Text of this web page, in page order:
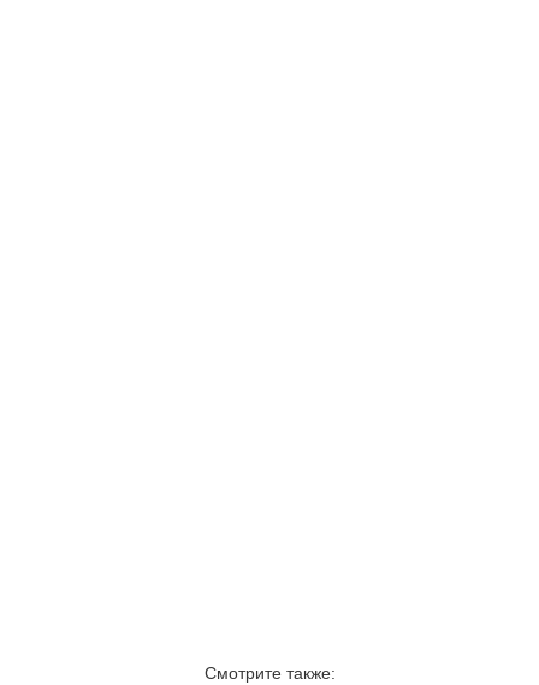
Смотрите также: